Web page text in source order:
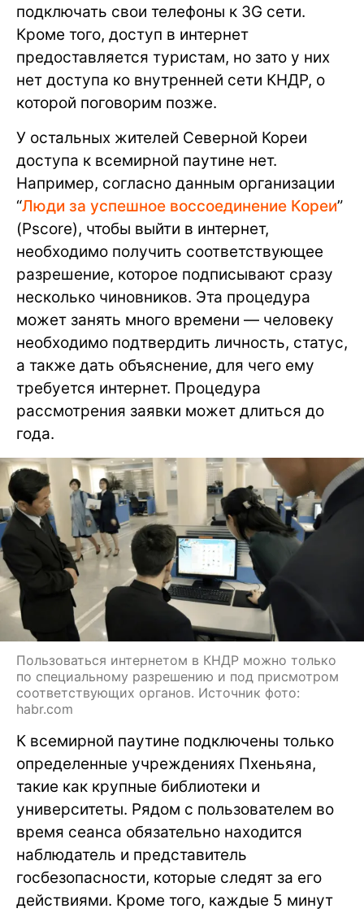
подключать свои телефоны к 3G сети.
Кроме того, доступ в интернет
предоставляется туристам, но зато у них
нет доступа ко внутренней сети КНДР, о
которой поговорим позже.
У остальных жителей Северной Кореи
доступа к всемирной паутине нет.
Например, согласно данным организации
“Люди за успешное воссоединение Кореи”
(Pscore), чтобы выйти в интернет,
необходимо получить соответствующее
разрешение, которое подписывают сразу
несколько чиновников. Эта процедура
может занять много времени — человеку
необходимо подтвердить личность, статус,
а также дать объяснение, для чего ему
требуется интернет. Процедура
рассмотрения заявки может длиться до
года.
Пользоваться интернетом в КНДР можно только
по специальному разрешению и под присмотром
соответствующих органов. Источник фото:
habr.com
К всемирной паутине подключены только
определенные учреждениях Пхеньяна,
такие как крупные библиотеки и
университеты. Рядом с пользователем во
время сеанса обязательно находится
наблюдатель и представитель
госбезопасности, которые следят за его
действиями. Кроме того, каждые 5 минут